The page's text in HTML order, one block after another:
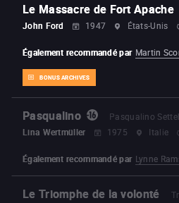
Le Massacre de Fort Apache
John Ford
1947 États-Unis
BONUS ARCHIVES
Également recommandé par Martin
Pasqualino
Pasqualino
Lina Wertmüller
1975 Italie
Également recommandé par Lynne
Le Triomphe de la volonté